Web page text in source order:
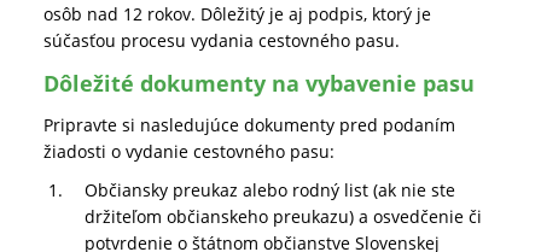
osôb nad 12 rokov. Dôležitý je aj podpis, ktorý je
súčasťou procesu vydania cestovného pasu.
Dôležité dokumenty na vybavenie pasu
Pripravte si nasledujúce dokumenty pred podaním
žiadosti o vydanie cestovného pasu:
Občiansky preukaz alebo rodný list (ak nie ste
držiteľom občianskeho preukazu) a osvedčenie či
potvrdenie o štátnom občianstve Slovenskej